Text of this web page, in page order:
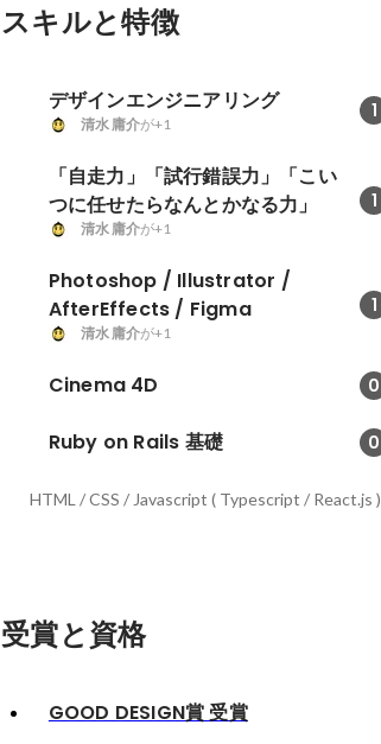
スキルと特徴
デザインエンジニアリング 1
清水 庸介が+1
「自走力」「試行錯誤力」「こい
つに任せたらなんとかなる力」
1
清水 庸介が+1
Photoshop / Illustrator /
AfterEffects / Figma
1
清水 庸介が+1
Cinema 4D 0
Ruby on Rails 基礎 0
HTML / CSS / Javascript ( Typescript / React.js )
受賞と資格
GOOD DESIGN賞 受賞